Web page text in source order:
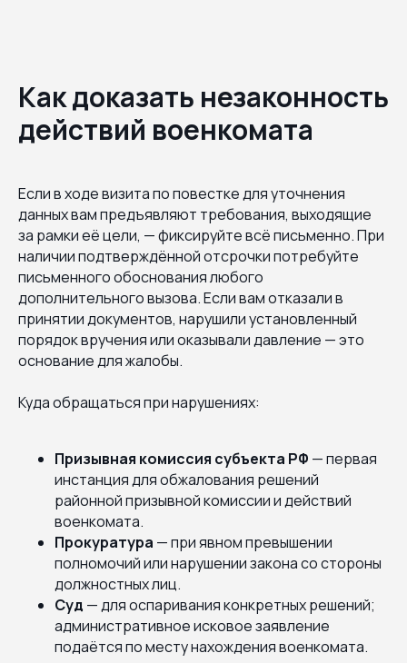
Как доказать незаконность
действий военкомата
Если в ходе визита по повестке для уточнения
данных вам предъявляют требования, выходящие
за рамки её цели, — фиксируйте всё письменно. При
наличии подтверждённой отсрочки потребуйте
письменного обоснования любого
дополнительного вызова. Если вам отказали в
принятии документов, нарушили установленный
порядок вручения или оказывали давление — это
основание для жалобы.
Куда обращаться при нарушениях:
Призывная комиссия субъекта РФ — первая
инстанция для обжалования решений
районной призывной комиссии и действий
военкомата.
Прокуратура — при явном превышении
полномочий или нарушении закона со стороны
должностных лиц.
Суд — для оспаривания конкретных решений;
административное исковое заявление
подаётся по месту нахождения военкомата.